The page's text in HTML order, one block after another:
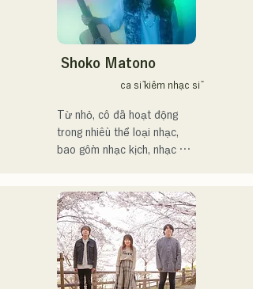
ルチな表現スタイルを確立
するため、日々探求を続け
ている。現在はSNSを中心
に、自身の表現を発信中。
Shoko Matono
ca sĩ kiêm nhạc sĩ
Từ nhỏ, cô đã hoạt động
trong nhiều thể loại nhạc,
bao gồm nhạc kịch, nhạc
2011.
Cô đã xuất hiện trên nhiều
phương tiện truyền thông,
chủ yếu tại quê nhà
Fukuoka và Kyushu, và cũng